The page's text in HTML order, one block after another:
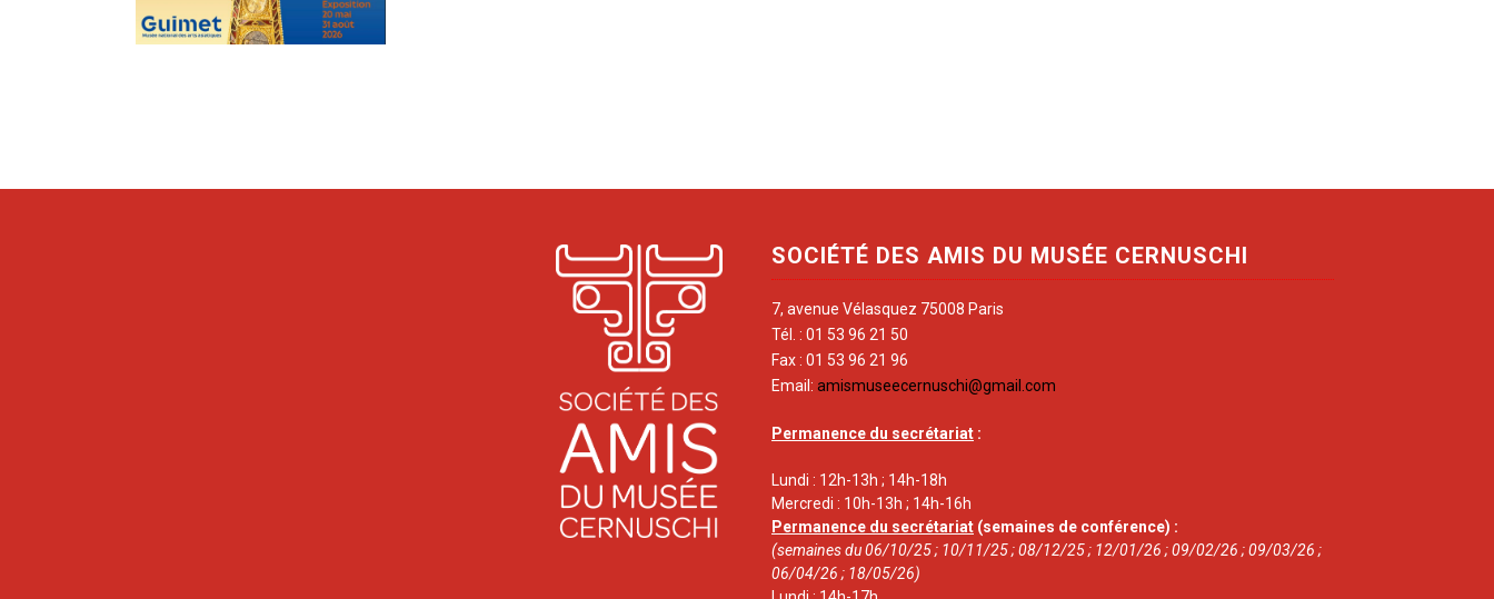
SOCIÉTÉ DES AMIS DU MUSÉE CERNUSCHI
7, avenue Vélasquez 75008 Paris
Tél. : 01 53 96 21 50
Fax : 01 53 96 21 96
Email: amismuseecernuschi@gmail.com
Permanence du secrétariat :
Lundi : 12h-13h ; 14h-18h
Mercredi : 10h-13h ; 14h-16h
Permanence du secrétariat (semaines de conférence) :
(semaines du 06/10/25 ; 10/11/25 ; 08/12/25 ; 12/01/26 ; 09/02/26 ; 09/03/26 ;
06/04/26 ; 18/05/26)